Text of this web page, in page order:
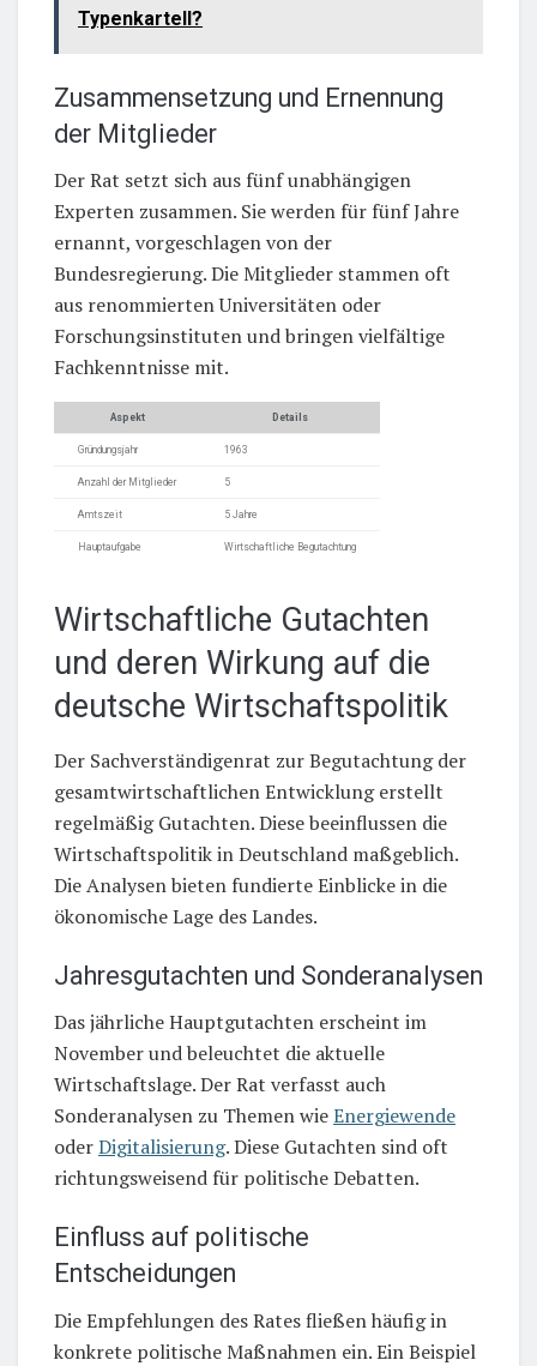
Typenkartell?
Zusammensetzung und Ernennung
der Mitglieder
Der Rat setzt sich aus fünf unabhängigen
Experten zusammen. Sie werden für fünf Jahre
ernannt, vorgeschlagen von der
Bundesregierung. Die Mitglieder stammen oft
aus renommierten Universitäten oder
Forschungsinstituten und bringen vielfältige
Fachkenntnisse mit.
Aspekt Details
Gründungsjahr 1963
Anzahl der Mitglieder 5
Amtszeit 5 Jahre
Hauptaufgabe Wirtschaftliche Begutachtung
Wirtschaftliche Gutachten
und deren Wirkung auf die
deutsche Wirtschaftspolitik
Der Sachverständigenrat zur Begutachtung der
gesamtwirtschaftlichen Entwicklung erstellt
regelmäßig Gutachten. Diese beeinflussen die
Wirtschaftspolitik in Deutschland maßgeblich.
Die Analysen bieten fundierte Einblicke in die
ökonomische Lage des Landes.
Jahresgutachten und Sonderanalysen
Das jährliche Hauptgutachten erscheint im
November und beleuchtet die aktuelle
Wirtschaftslage. Der Rat verfasst auch
Sonderanalysen zu Themen wieEnergiewende
oderDigitalisierung. Diese Gutachten sind oft
richtungsweisend für politische Debatten.
Einfluss auf politische
Entscheidungen
Die Empfehlungen des Rates fließen häufig in
konkrete politische Maßnahmen ein. Ein Beispiel